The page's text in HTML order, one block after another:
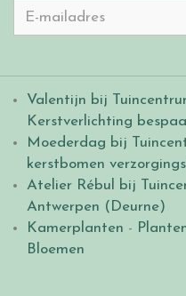
Valentijn bij
Kerstverlichting
Moederdag bij
kerstbomen
Atelier Rébul bij
Antwerpen (Deurne)
Kamerplanten -
Bloemen